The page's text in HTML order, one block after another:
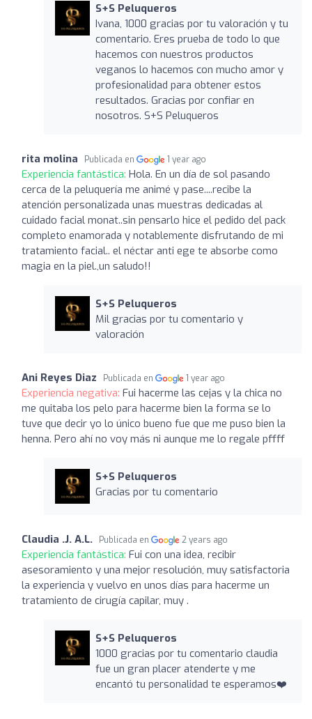
S+S Peluqueros
Ivana, 1000 gracias por tu valoración y tu
comentario. Eres prueba de todo lo que
hacemos con nuestros productos
veganos lo hacemos con mucho amor y
profesionalidad para obtener estos
resultados. Gracias por confiar en
nosotros. S+S Peluqueros
rita molina Publicada en 1 year ago
Experiencia fantástica: Hola. En un día de sol pasando
cerca de la peluquería me animé y pase....recibe la
atención personalizada unas muestras dedicadas al
cuidado facial monat..sin pensarlo hice el pedido del pack
completo enamorada y notablemente disfrutando de mi
tratamiento facial.. el néctar anti ege te absorbe como
magia en la piel.,un saludo!!
S+S Peluqueros
Mil gracias por tu comentario y
valoración
Ani Reyes Diaz Publicada en 1 year ago
Experiencia negativa: Fui hacerme las cejas y la chica no
me quitaba los pelo para hacerme bien la forma se lo
tuve que decir yo lo único bueno fue que me puso bien la
henna. Pero ahí no voy más ni aunque me lo regale pffff
S+S Peluqueros
Gracias por tu comentario
Claudia .J. A.L. Publicada en 2 years ago
Experiencia fantástica: Fui con una idea, recibir
asesoramiento y una mejor resolución, muy satisfactoria
la experiencia y vuelvo en unos días para hacerme un
tratamiento de cirugía capilar, muy .
S+S Peluqueros
1000 gracias por tu comentario claudia
fue un gran placer atenderte y me
encantó tu personalidad te esperamos❤️